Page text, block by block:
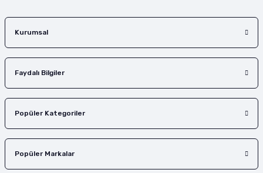
Kurumsal
Faydalı Bilgiler
Popüler Kategoriler
Popüler Markalar